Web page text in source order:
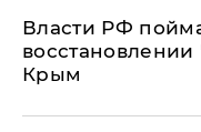
Власти РФ
восстановлении
Крым